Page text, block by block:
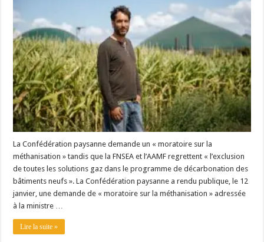
La Confédération paysanne demande un « moratoire sur la
méthanisation » tandis que la FNSEA et l’AAMF regrettent « l’exclusion
de toutes les solutions gaz dans le programme de décarbonation des
bâtiments neufs ». La Confédération paysanne a rendu publique, le 12
janvier, une demande de « moratoire sur la méthanisation » adressée
à la ministre …
Lire la suite »